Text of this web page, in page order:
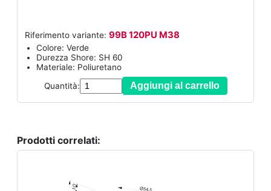
Riferimento variante: 99B 120PU M38
Colore: Verde
Durezza Shore: SH 60
Materiale: Poliuretano
Quantità:
Aggiungi al carrello
Prodotti correlati: